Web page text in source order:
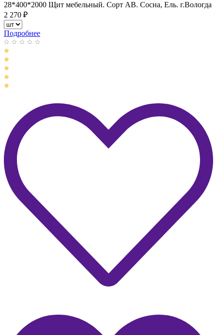
28*400*2000 Щит мебельный. Сорт АВ. Сосна, Ель. г.Вологда
2 270 ₽
Подробнее